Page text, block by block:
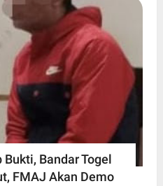
Bandar Togel
FMAJ Akan Demo